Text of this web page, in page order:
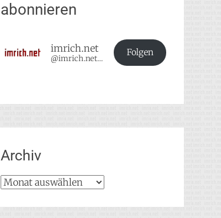
abonnieren
imrich.net
@imrich.net@imrich.net
Folgen
Archiv
Archiv